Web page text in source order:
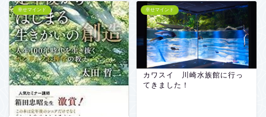
幸せマインド 幸せマインド
カワスイ 川崎水族館に行っ
てきました！